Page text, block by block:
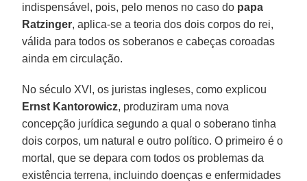
indispensável, pois, pelo menos no caso do papa
Ratzinger, aplica-se a teoria dos dois corpos do rei,
válida para todos os soberanos e cabeças coroadas
ainda em circulação.
No século XVI, os juristas ingleses, como explicou
Ernst Kantorowicz, produziram uma nova
concepção jurídica segundo a qual o soberano tinha
dois corpos, um natural e outro político. O primeiro é o
mortal, que se depara com todos os problemas da
existência terrena, incluindo doenças e enfermidades